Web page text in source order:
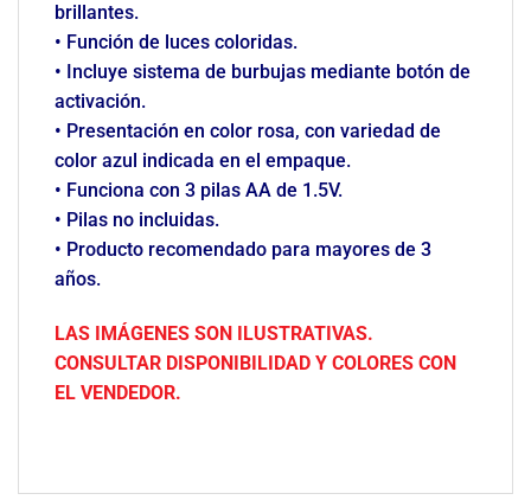
brillantes.
• Función de luces coloridas.
• Incluye sistema de burbujas mediante botón de
activación.
• Presentación en color rosa, con variedad de
color azul indicada en el empaque.
• Funciona con 3 pilas AA de 1.5V.
• Pilas no incluidas.
• Producto recomendado para mayores de 3
años.
LAS IMÁGENES SON ILUSTRATIVAS.
CONSULTAR DISPONIBILIDAD Y COLORES CON
EL VENDEDOR.